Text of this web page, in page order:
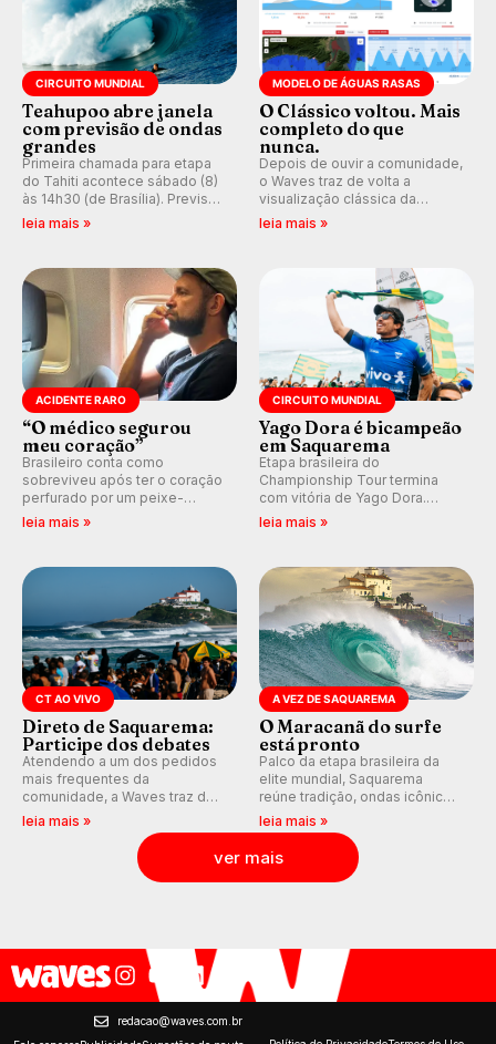
CIRCUITO MUNDIAL
Teahupoo abre janela
com previsão de ondas
grandes
Primeira chamada para etapa
do Tahiti acontece sábado (8)
às 14h30 (de Brasília). Previsão
indica swell consistente.
Kelly Slater convidado.
leia mais »
MODELO DE ÁGUAS RASAS
O Clássico voltou. Mais
completo do que
nunca.
Depois de ouvir a comunidade,
o Waves traz de volta a
visualização clássica da
previsão de águas rasas,
ondas para até 16 dias.
leia mais »
ACIDENTE RARO
“O médico segurou
meu coração”
Brasileiro conta como
sobreviveu após ter o coração
perfurado por um peixe-
agulha enquanto surfava na
leia mais »
CIRCUITO MUNDIAL
Yago Dora é bicampeão
em Saquarema
Etapa brasileira do
Championship Tour termina
com vitória de Yago Dora.
Sawyer Lindblad vence entre
ranking mundial da WSL, na
etapa de Saquarema.
leia mais »
CT AO VIVO
Direto de Saquarema:
Participe dos debates
Atendendo a um dos pedidos
mais frequentes da
comunidade, a Waves traz de
volta os comentários e
debates em tempo real
durante as etapas do Circuito
leia mais »
A VEZ DE SAQUAREMA
O Maracanã do surfe
está pronto
Palco da etapa brasileira da
elite mundial, Saquarema
reúne tradição, ondas icônicas,
torcida única e uma premiação
inédita, que pode render
quase R$ 750 mil aos
campeões.
leia mais »
ver mais
redacao@waves.com.br